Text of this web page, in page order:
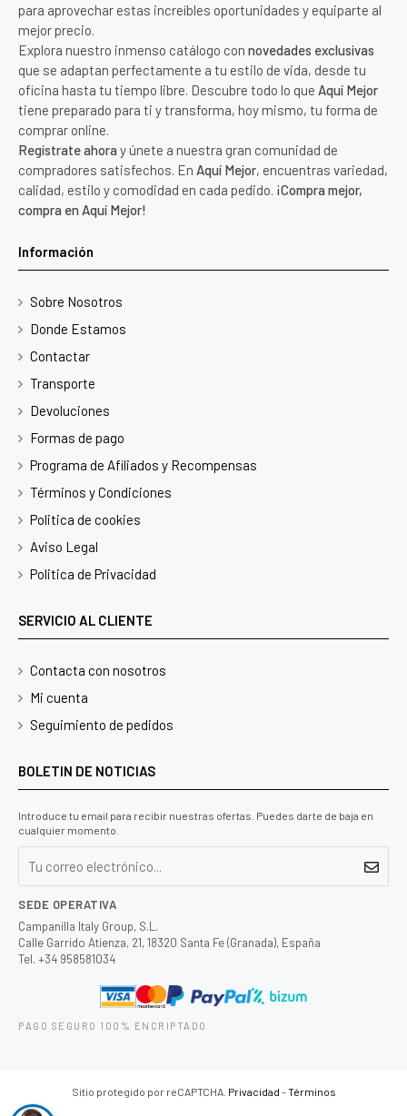
para aprovechar estas increíbles oportunidades y equiparte al
mejor precio.
Explora nuestro inmenso catálogo con novedades exclusivas
que se adaptan perfectamente a tu estilo de vida, desde tu
oficina hasta tu tiempo libre. Descubre todo lo que Aquí Mejor
tiene preparado para ti y transforma, hoy mismo, tu forma de
comprar online.
Regístrate ahora y únete a nuestra gran comunidad de
compradores satisfechos. En Aquí Mejor, encuentras variedad,
calidad, estilo y comodidad en cada pedido. ¡Compra mejor,
compra en Aquí Mejor!
Información
Sobre Nosotros
Donde Estamos
Contactar
Transporte
Devoluciones
Formas de pago
Programa de Afiliados y Recompensas
Términos y Condiciones
Politica de cookies
Aviso Legal
Politica de Privacidad
SERVICIO AL CLIENTE
Contacta con nosotros
Mi cuenta
Seguimiento de pedidos
BOLETIN DE NOTICIAS
Introduce tu email para recibir nuestras ofertas. Puedes darte de baja en
cualquier momento.
SEDE OPERATIVA
Campanilla Italy Group, S.L.
Calle Garrido Atienza, 21, 18320 Santa Fe (Granada), España
Tel. +34 958581034
PAGO SEGURO 100% ENCRIPTADO
Sitio protegido por reCAPTCHA. Privacidad -Términos